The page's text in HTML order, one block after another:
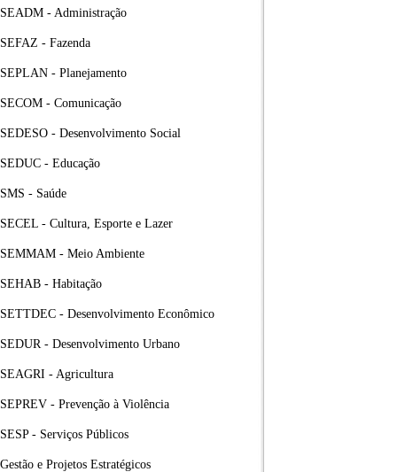
SEADM - Administração
SEFAZ - Fazenda
SEPLAN - Planejamento
SECOM - Comunicação
SEDESO - Desenvolvimento Social
SEDUC - Educação
SMS - Saúde
SECEL - Cultura, Esporte e Lazer
SEMMAM - Meio Ambiente
SEHAB - Habitação
SETTDEC - Desenvolvimento Econômico
SEDUR - Desenvolvimento Urbano
SEAGRI - Agricultura
SEPREV - Prevenção à Violência
SESP - Serviços Públicos
Gestão e Projetos Estratégicos